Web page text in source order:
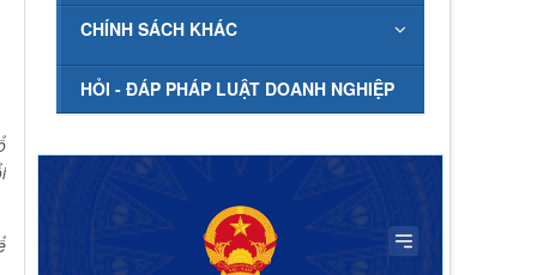
CHÍNH SÁCH KHÁC
HỎI - ĐÁP PHÁP LUẬT DOANH NGHIỆP